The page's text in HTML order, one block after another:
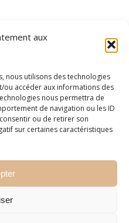
aux
nous utilisons des technologies
ou accéder aux informations des
nous permettra de
de navigation ou les ID
ou de retirer son
sur certaines caractéristiques
(photos,
disposition via nos
le numéro mobile
!